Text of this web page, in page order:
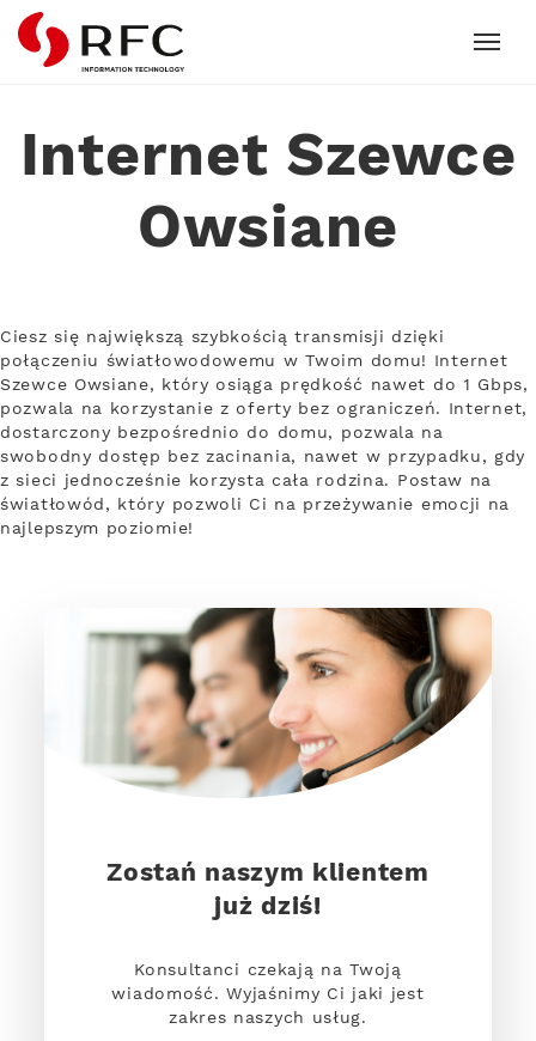
RFC
Internet Szewce
Owsiane
Ciesz się największą szybkością transmisji dzięki
połączeniu światłowodowemu w Twoim domu! Internet
Szewce Owsiane, który osiąga prędkość nawet do 1 Gbps,
pozwala na korzystanie z oferty bez ograniczeń. Internet,
dostarczony bezpośrednio do domu, pozwala na
swobodny dostęp bez zacinania, nawet w przypadku, gdy
z sieci jednocześnie korzysta cała rodzina. Postaw na
światłowód, który pozwoli Ci na przeżywanie emocji na
najlepszym poziomie!
Zostań naszym klientem
już dziś!
Konsultanci czekają na Twoją
wiadomość. Wyjaśnimy Ci jaki jest
zakres naszych usług.